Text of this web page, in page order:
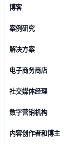
博客
案例研究
解决方案
电子商务商店
社交媒体经理
数字营销机构
内容创作者和博主